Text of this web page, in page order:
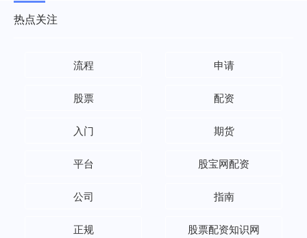
热点关注
流程 申请
股票 配资
入门 期货
平台 股宝网配资
公司 指南
正规 股票配资知识网